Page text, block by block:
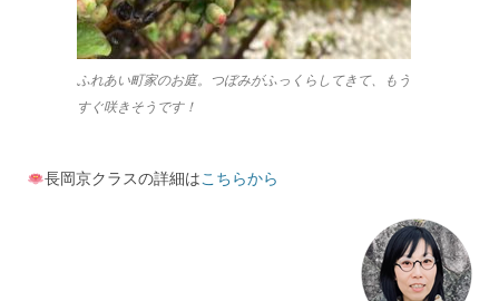
ふれあい町家のお庭。つぼみがふっくらしてきて、もう
すぐ咲きそうです！
長岡京クラスの詳細はこちらから